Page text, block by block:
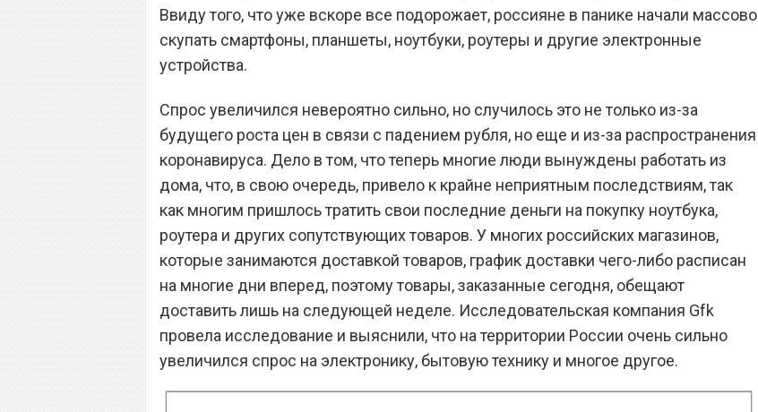
Ввиду того, что уже вскоре все подорожает, россияне в панике начали массово
скупать смартфоны, планшеты, ноутбуки, роутеры и другие электронные
устройства.
Спрос увеличился невероятно сильно, но случилось это не только из-за
будущего роста цен в связи с падением рубля, но еще и из-за распространения
коронавируса. Дело в том, что теперь многие люди вынуждены работать из
дома, что, в свою очередь, привело к крайне неприятным последствиям, так
как многим пришлось тратить свои последние деньги на покупку ноутбука,
роутера и других сопутствующих товаров. У многих российских магазинов,
которые занимаются доставкой товаров, график доставки чего-либо расписан
на многие дни вперед, поэтому товары, заказанные сегодня, обещают
доставить лишь на следующей неделе. Исследовательская компания Gfk
провела исследование и выяснили, что на территории России очень сильно
увеличился спрос на электронику, бытовую технику и многое другое.